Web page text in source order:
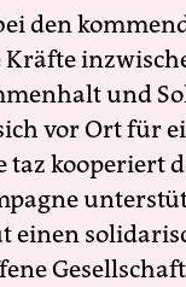
den
und
vor Ort für
taz kooperiert
einen